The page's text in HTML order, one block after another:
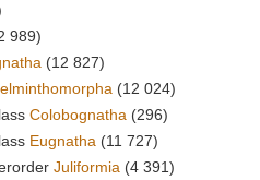
989)
(12 827)
(12 024)
Colobognatha (296)
Eugnatha (11 727)
Juliformia (4 391)